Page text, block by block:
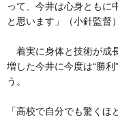
って、今井は心身ともに
と思います」（小針監督）
着実に身体と技術が成
増した今井に今度は“勝
う。
「高校で自分でも驚く